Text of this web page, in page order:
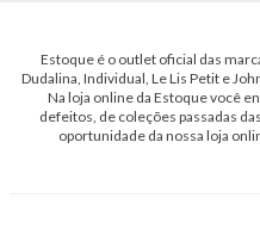
Estoque é o outlet oficial das
Dudalina, Individual, Le Lis Petit e
Na loja online da Estoque você
defeitos, de coleções passadas
oportunidade da nossa loja